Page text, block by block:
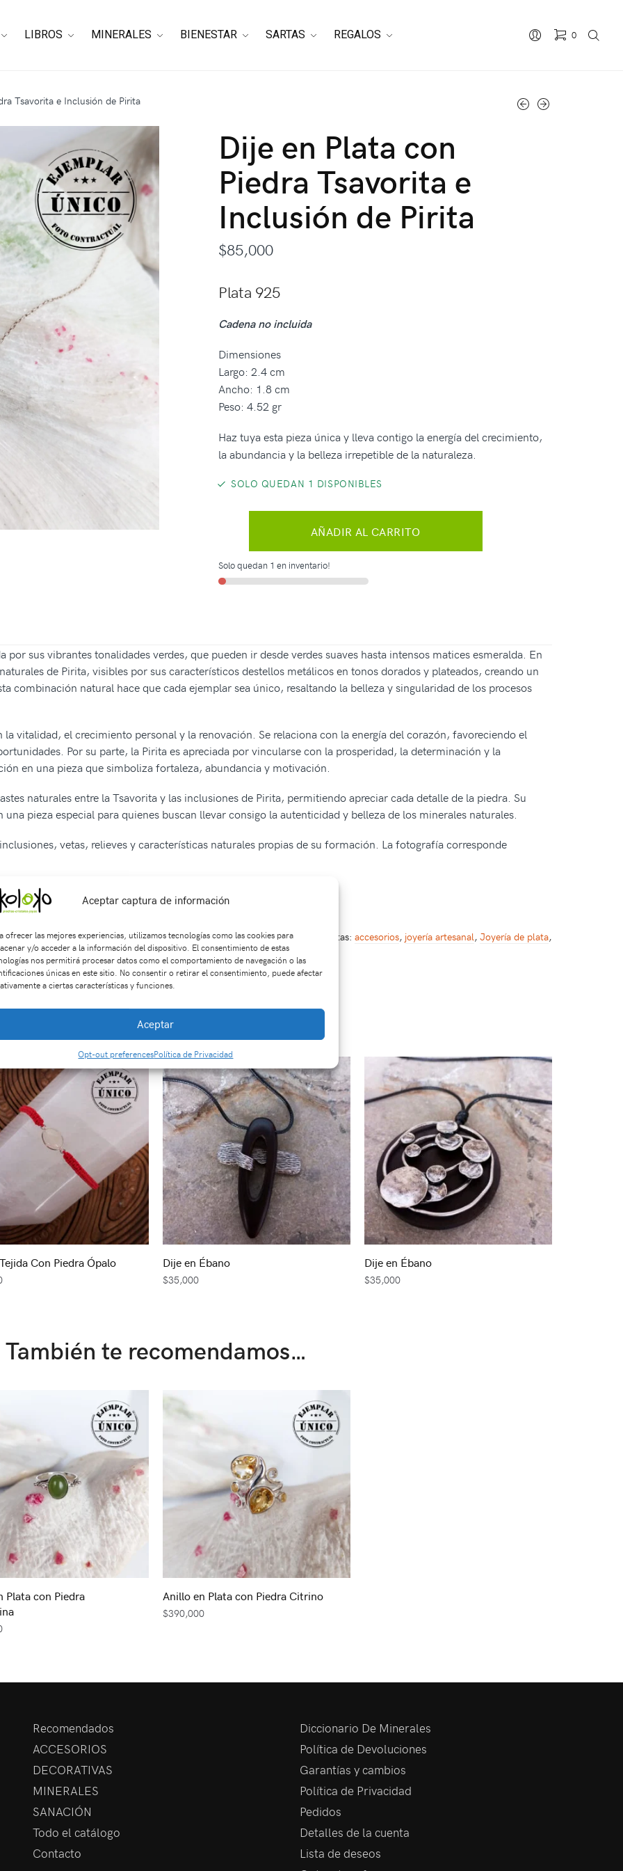
Aceptar captura de información
ofrecer las mejores experiencias, utilizamos tecnologías como las cookies para
y/o acceder a la información del dispositivo. El consentimiento de estas
nos permitirá procesar datos como el comportamiento de navegación o las
únicas en este sitio. No consentir o retirar el consentimiento, puede afectar
a ciertas características y funciones.
Aceptar
Opt-out preferencesPolítica de Privacidad
LIBROS MINERALES BIENESTAR SARTAS REGALOS 0
Tsavorita e Inclusión de Pirita
Dije en Plata con
Piedra Tsavorita e
Inclusión de Pirita
$85,000
Plata 925
Cadena no incluida
Dimensiones
Largo: 2.4 cm
Ancho: 1.8 cm
Peso: 4.52 gr
Haz tuya esta pieza única y lleva contigo la energía del crecimiento,
la abundancia y la belleza irrepetible de la naturaleza.
SOLO QUEDAN 1 DISPONIBLES
AÑADIR AL CARRITO
Solo quedan 1 en inventario!
por sus vibrantes tonalidades verdes, que pueden ir desde verdes suaves hasta intensos matices esmeralda. En
de Pirita, visibles por sus característicos destellos metálicos en tonos dorados y plateados, creando un
combinación natural hace que cada ejemplar sea único, resaltando la belleza y singularidad de los procesos
vitalidad, el crecimiento personal y la renovación. Se relaciona con la energía del corazón, favoreciendo el
Por su parte, la Pirita es apreciada por vincularse con la prosperidad, la determinación y la
en una pieza que simboliza fortaleza, abundancia y motivación.
naturales entre la Tsavorita y las inclusiones de Pirita, permitiendo apreciar cada detalle de la piedra. Su
pieza especial para quienes buscan llevar consigo la autenticidad y belleza de los minerales naturales.
vetas, relieves y características naturales propias de su formación. La fotografía corresponde
Di2771 Categorías:ACCESORIOS,Dijes,JOYAS EN PLATA 925 Etiquetas: accesorios, joyería artesanal, Joyería de plata,
piedra natural
Productos relacionados
Con Piedra Ópalo Dije en Ébano
$35,000
Dije en Ébano
$35,000
También te recomendamos…
Plata con Piedra
Anillo en Plata con Piedra Citrino
$390,000
Recomendados
ACCESORIOS
DECORATIVAS
MINERALES
SANACIÓN
Todo el catálogo
Contacto
Diccionario De Minerales
Política de Devoluciones
Garantías y cambios
Política de Privacidad
Pedidos
Detalles de la cuenta
Lista de deseos